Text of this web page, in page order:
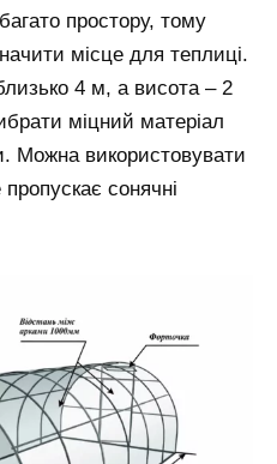
простору, тому
місце для теплиці.
4 м, а висота – 2
міцний матеріал
Можна використовувати
сонячні